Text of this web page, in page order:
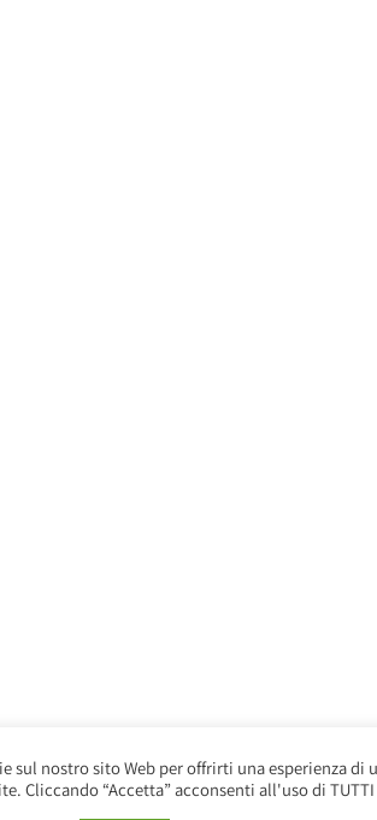
sul nostro sito Web per offrirti una esperienza
Cliccando “Accetta” acconsenti all'uso di